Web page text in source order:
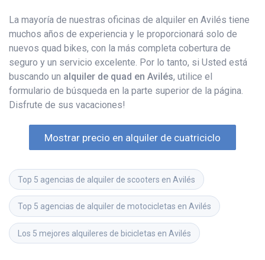
La mayoría de nuestras oficinas de alquiler en Avilés tiene
muchos años de experiencia y le proporcionará solo de
nuevos quad bikes, con la más completa cobertura de
seguro y un servicio excelente. Por lo tanto, si Usted está
buscando un alquiler de quad en Avilés, utilice el
formulario de búsqueda en la parte superior de la página.
Disfrute de sus vacaciones!
Mostrar precio en alquiler de cuatriciclo
Top 5 agencias de alquiler de scooters en Avilés
Top 5 agencias de alquiler de motocicletas en Avilés
Los 5 mejores alquileres de bicicletas en Avilés